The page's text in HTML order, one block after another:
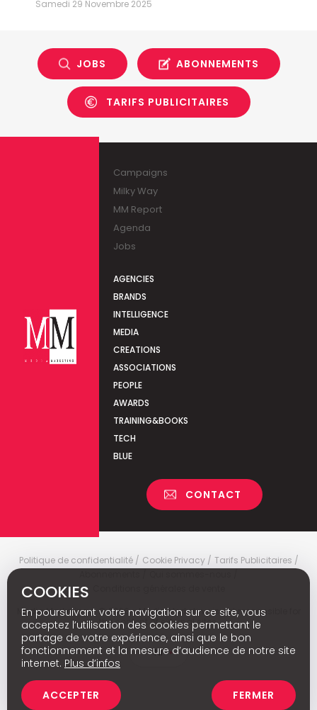
Samedi 29 Novembre 2025
JOBS ABONNEMENTS
TARIFS PUBLICITAIRES
Campaigns
Milky Way
MM Report
Agenda
Jobs
AGENCIES
BRANDS
INTELLIGENCE
MEDIA
CREATIONS
ASSOCIATIONS
PEOPLE
AWARDS
TRAINING&BOOKS
TECH
BLUE
CONTACT
Politique de confidentialité Cookie Privacy
Tarifs Publicitaires
Media Marketingc © 2026 - Media Marketing is not responsible for
the content of external sites.
Nl
COOKIES
En poursuivant votre navigation sur ce site, vous
acceptez l’utilisation des cookies permettant le
partage de votre expérience, ainsi que le bon
fonctionnement et la mesure d’audience de notre site
internet. Plus d’infos
ACCEPTER FERMER